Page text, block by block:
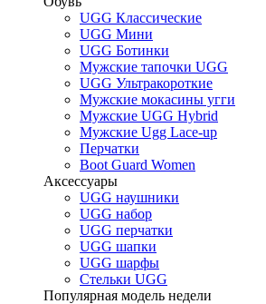
UGG Классические
UGG Мини
UGG Ботинки
Мужские тапочки UGG
UGG Ультракороткие
Мужские мокасины угги
Мужские UGG Hybrid
Мужские Ugg Lace-up
Перчатки
Boot Guard Women
Аксессуары
UGG наушники
UGG набор
UGG перчатки
UGG шапки
UGG шарфы
Стельки UGG
Популярная модель недели